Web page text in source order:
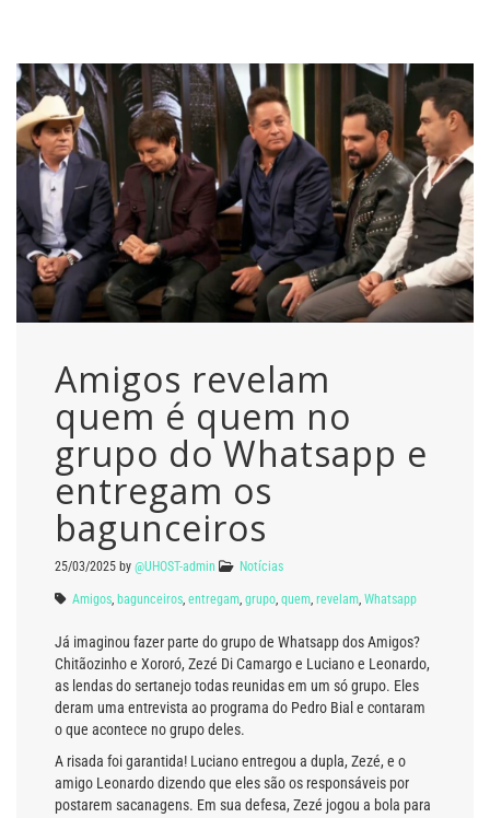
Amigos revelam
quem é quem no
grupo do Whatsapp e
entregam os
bagunceiros
25/03/2025 by @UHOST-admin Notícias
Amigos bagunceiros entregam grupo quem revelam Whatsapp
Já imaginou fazer parte do grupo de Whatsapp dos Amigos?
Chitãozinho e Xororó, Zezé Di Camargo e Luciano e Leonardo,
as lendas do sertanejo todas reunidas em um só grupo. Eles
deram uma entrevista ao programa do Pedro Bial e contaram
o que acontece no grupo deles.
A risada foi garantida! Luciano entregou a dupla, Zezé, e o
amigo Leonardo dizendo que eles são os responsáveis por
postarem sacanagens. Em sua defesa, Zezé jogou a bola para